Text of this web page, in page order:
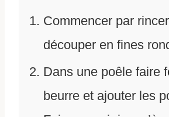
Commencer par
découper en fines
Dans une poêle faire
beurre et ajouter les